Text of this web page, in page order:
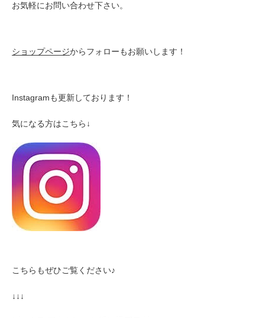
お気軽にお問い合わせ下さい。
ショップページからフォローもお願いします！
Instagramも更新しております！
気になる方はこちら↓
こちらもぜひご覧ください♪
↓↓↓